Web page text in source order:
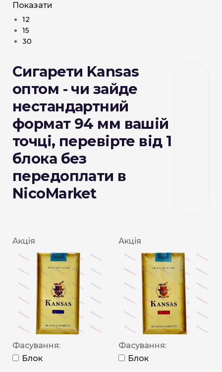
Показати
12
15
30
Сигарети Kansas
оптом - чи зайде
нестандартний
формат 94 мм вашій
точці, перевірте від 1
блока без
передоплати в
NicoMarket
Акція
Фасування:
Блок
Акція
Фасування:
Блок